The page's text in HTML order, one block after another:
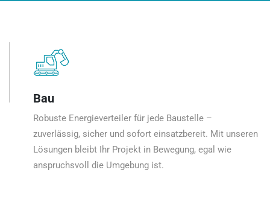
Bau
Robuste Energieverteiler für jede Baustelle –
zuverlässig, sicher und sofort einsatzbereit. Mit unseren
Lösungen bleibt Ihr Projekt in Bewegung, egal wie
anspruchsvoll die Umgebung ist.